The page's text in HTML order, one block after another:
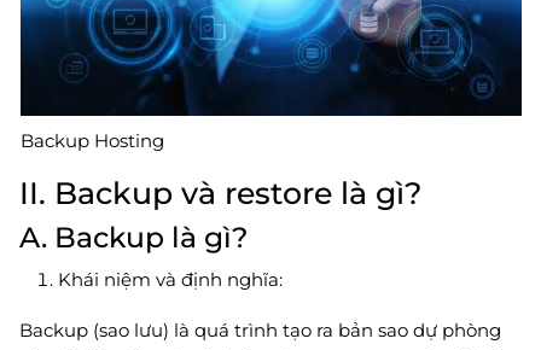
Backup Hosting
II. Backup và restore là gì?
A. Backup là gì?
Khái niệm và định nghĩa:
Backup (sao lưu) là quá trình tạo ra bản sao dự phòng